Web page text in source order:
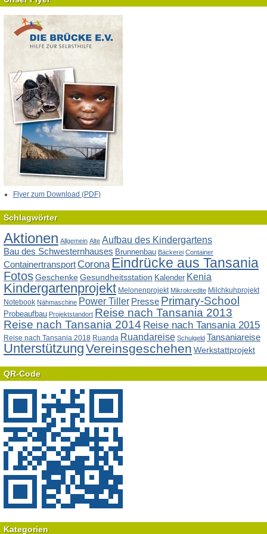
Flyer zum Download (PDF)
Schlagwörter
Aktionen Allgemein Alte Aufbau des Kindergartens
Bau des Schwesternhauses Brunnenbau Bäckerei Container
Containertransport Corona Eindrücke aus Tansania
FotosGeschenkeGesundheitsstation Kalender Kenia
Kindergartenprojekt Melonenprojekt Mikrokredite Milchkuhprojekt
Notebook Nähmaschine Power Tiller Presse Primary-School
Probeaufbau Projektstandort Reise nach Tansania 2013
Reise nach Tansania 2014 Reise nach Tansania 2015
Reise nach Tansania 2018 Ruanda Ruandareise Schulgeld Tansaniareise
UnterstützungVereinsgeschehen Werkstattprojekt
QR-Code
Kategorien